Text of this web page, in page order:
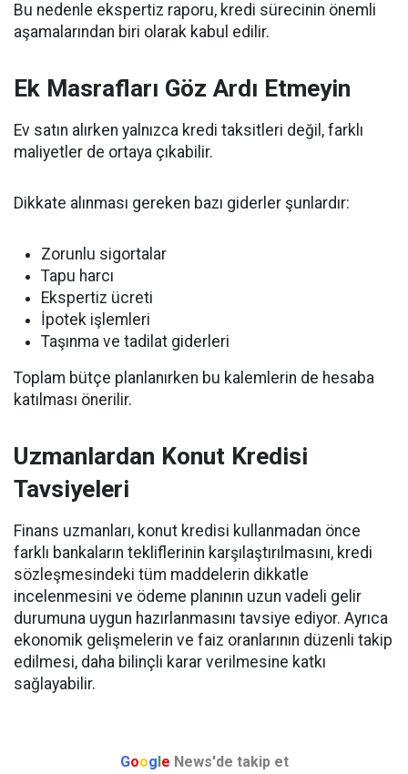
Bu nedenle ekspertiz raporu, kredi sürecinin önemli
aşamalarından biri olarak kabul edilir.
Ek Masrafları Göz Ardı Etmeyin
Ev satın alırken yalnızca kredi taksitleri değil, farklı
maliyetler de ortaya çıkabilir.
Dikkate alınması gereken bazı giderler şunlardır:
Zorunlu sigortalar
Tapu harcı
Ekspertiz ücreti
İpotek işlemleri
Taşınma ve tadilat giderleri
Toplam bütçe planlanırken bu kalemlerin de hesaba
katılması önerilir.
Uzmanlardan Konut Kredisi
Tavsiyeleri
Finans uzmanları, konut kredisi kullanmadan önce
farklı bankaların tekliflerinin karşılaştırılmasını, kredi
sözleşmesindeki tüm maddelerin dikkatle
incelenmesini ve ödeme planının uzun vadeli gelir
durumuna uygun hazırlanmasını tavsiye ediyor. Ayrıca
ekonomik gelişmelerin ve faiz oranlarının düzenli takip
edilmesi, daha bilinçli karar verilmesine katkı
sağlayabilir.
Google News'de takip et